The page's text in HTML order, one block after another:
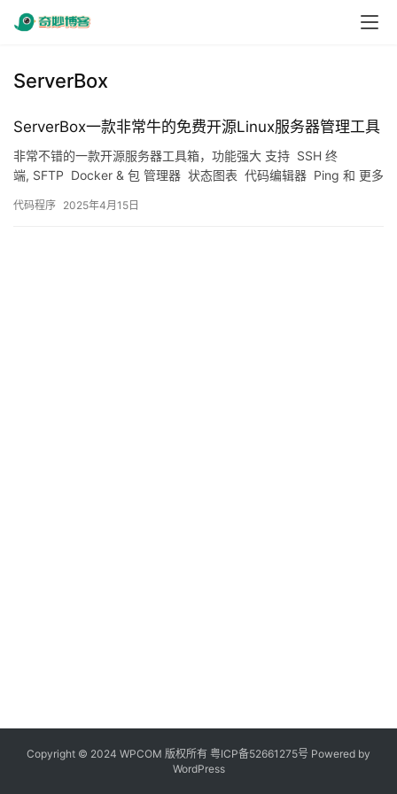
ServerBox
ServerBox一款非常牛的免费开源Linux服务器管理工具
非常不错的一款开源服务器工具箱，功能强大 支持 SSH 终
端, SFTP Docker & 包 管理器 状态图表 代码编辑器 Ping 和 更多
代码程序 2025年4月15日
Copyright © 2024 WPCOM 版权所有 粤ICP备52661275号 Powered by
WordPress